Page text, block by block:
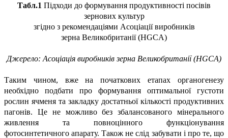
Табл.1 Підходи до формування продуктивності посівів
зернових культур
згідно з рекомендаціями Асоціації виробників
зерна Великобританії (HGCA)
Джерело: Асоціація виробників зерна Великобританії (HGCA)
Таким чином, вже на початкових етапах органогенезу
необхідно подбати про формування оптимальної густоти
рослин ячменя та закладку достатньої кількості продуктивних
пагонів. Це не можливо без збалансованого мінерального
живлення та повноцінного функціонування
фотосинтетичного апарату. Також не слід забувати і про те, що